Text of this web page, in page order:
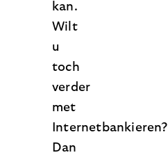
kan.
Wilt
u
toch
verder
met
Internetbankieren?
Dan